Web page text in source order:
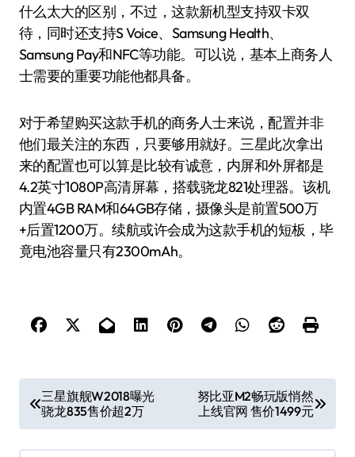
什么太大的区别，不过，这款新机型支持双卡双
待，同时还支持S Voice、Samsung Health、
Samsung Pay和NFC等功能。可以说，基本上商务人
士需要的重要功能他都具备。
对于希望购买这款手机的商务人士来说，配置并非
他们最关注的东西，只要够用就好。三星此次拿出
来的配置也可以算是比较有诚意，内屏和外屏都是
4.2英寸1080P高清屏幕，搭载骁龙821处理器。该机
内置4GB RAM和64GB存储，摄像头是前置500万
+后置1200万。续航或许会成为这款手机的短板，毕
竟电池容量只有2300mAh。
章
导
三星旗舰W2018曝光
骁龙835售价超2万
努比亚M2畅玩版悄然
上线官网 售价1499元